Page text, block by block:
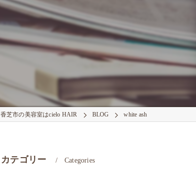
Style Blog
PRIVATE BLOG
香芝市の美容室はcielo HAIR BLOG white ash
カテゴリー Categories